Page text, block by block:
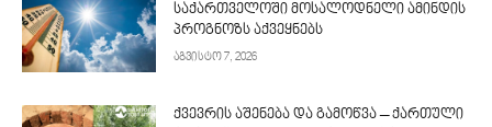
საქართველოში მოსალოდნელი ამინდის
პროგნოზს აქვეყნებს
აგვისტო 7, 2026
ქვევრის აშენება და გამოწვა – ქართული